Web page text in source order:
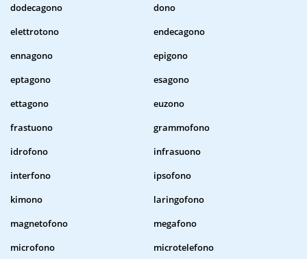
dodecagono
dono
elettrotono
endecagono
ennagono
epigono
eptagono
esagono
ettagono
euzono
frastuono
grammofono
idrofono
infrasuono
interfono
ipsofono
kimono
laringofono
magnetofono
megafono
microfono
microtelefono